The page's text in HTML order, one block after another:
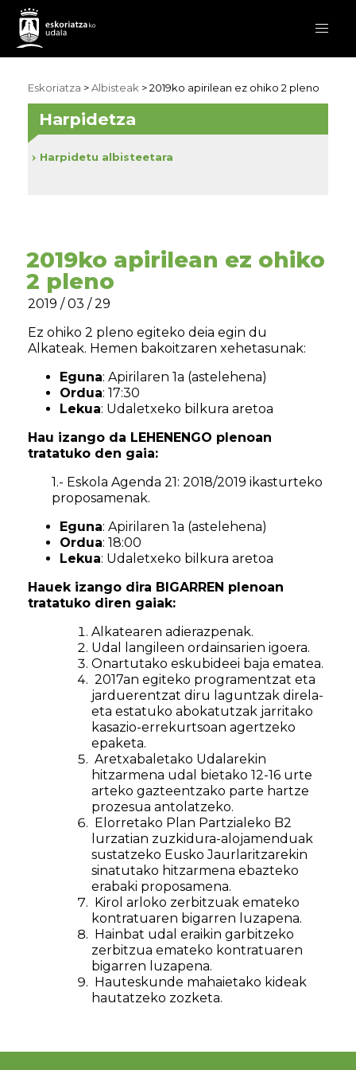
Eskoriatza >Albisteak > 2019ko apirilean ez ohiko 2 pleno
2019ko apirilean ez ohiko
2 pleno
2019 / 03 / 29
Ez ohiko 2 pleno egiteko deia egin du
Alkateak. Hemen bakoitzaren xehetasunak:
Eguna: Apirilaren 1a (astelehena)
Ordua: 17:30
Lekua: Udaletxeko bilkura aretoa
Hau izango da LEHENENGO plenoan
tratatuko den gaia:
1.- Eskola Agenda 21: 2018/2019 ikasturteko
proposamenak.
Eguna: Apirilaren 1a (astelehena)
Ordua: 18:00
Lekua: Udaletxeko bilkura aretoa
Hauek izango dira BIGARREN plenoan
tratatuko diren gaiak:
Alkatearen adierazpenak.
Udal langileen ordainsarien igoera.
Onartutako eskubideei baja ematea.
2017an egiteko programentzat eta
jarduerentzat diru laguntzak direla-
eta estatuko abokatutzak jarritako
kasazio-errekurtsoan agertzeko
epaketa.
Aretxabaletako Udalarekin
hitzarmena udal bietako 12-16 urte
arteko gazteentzako parte hartze
prozesua antolatzeko.
Elorretako Plan Partzialeko B2
lurzatian zuzkidura-alojamenduak
sustatzeko Eusko Jaurlaritzarekin
sinatutako hitzarmena ebazteko
erabaki proposamena.
Kirol arloko zerbitzuak emateko
kontratuaren bigarren luzapena.
Hainbat udal eraikin garbitzeko
zerbitzua emateko kontratuaren
bigarren luzapena.
Hauteskunde mahaietako kideak
hautatzeko zozketa.
Harpidetza
Harpidetu albisteetara